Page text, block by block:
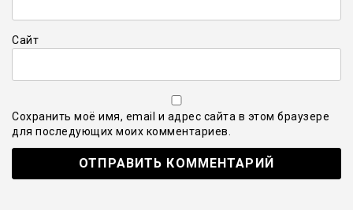
Сайт
Сохранить моё имя, email и адрес сайта в этом браузере
для последующих моих комментариев.